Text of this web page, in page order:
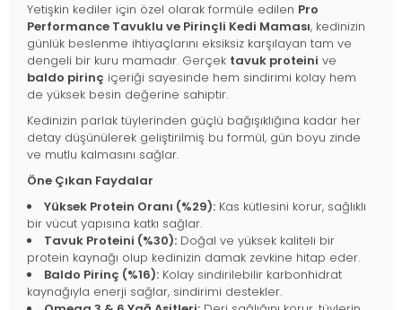
Yetişkin kediler için özel olarak formüle edilen Pro
Performance Tavuklu ve Pirinçli Kedi Maması, kedinizin
günlük beslenme ihtiyaçlarını eksiksiz karşılayan tam ve
dengeli bir kuru mamadır. Gerçek tavuk proteini ve
baldo pirinç içeriği sayesinde hem sindirimi kolay hem
de yüksek besin değerine sahiptir.
Kedinizin parlak tüylerinden güçlü bağışıklığına kadar her
detay düşünülerek geliştirilmiş bu formül, gün boyu zinde
ve mutlu kalmasını sağlar.
Öne Çıkan Faydalar
Yüksek Protein Oranı (%29): Kas kütlesini korur, sağlıklı
bir vücut yapısına katkı sağlar.
Tavuk Proteini (%30): Doğal ve yüksek kaliteli bir
protein kaynağı olup kedinizin damak zevkine hitap eder.
Baldo Pirinç (%16): Kolay sindirilebilir karbonhidrat
kaynağıyla enerji sağlar, sindirimi destekler.